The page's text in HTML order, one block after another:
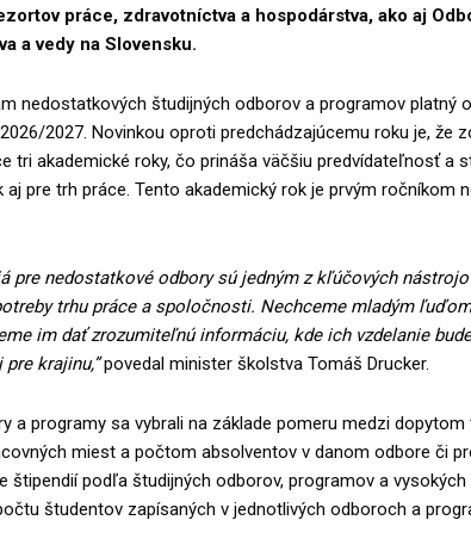
práce, zdravotníctva a hospodárstva, ako aj
a vedy na Slovensku.
nedostatkových študijných odborov a programov platný
2027. Novinkou oproti predchádzajúcemu roku je, že
tri akademické roky, čo prináša väčšiu predvídateľnosť a
aj pre trh práce. Tento akademický rok je prvým ročníkom
pre nedostatkové odbory sú jedným z kľúčových
trhu práce a spoločnosti. Nechceme mladým
im dať zrozumiteľnú informáciu, kde ich vzdelanie
krajinu,”povedal minister školstva Tomáš Drucker.
a programy sa vybrali na základe pomeru medzi dopytom
miest a počtom absolventov v danom odbore či
štipendií podľa študijných odborov, programov a vysokých
študentov zapísaných v jednotlivých odboroch a